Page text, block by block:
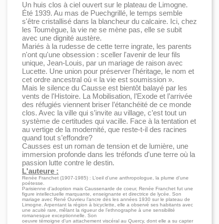
Un huis clos à ciel ouvert sur le plateau de Limogne.
Été 1939. Au mas de Puechgrillé, le temps semble
s'être cristallisé dans la blancheur du calcaire. Ici, chez
les Toumègue, la vie ne se mène pas, elle se subit
avec une dignité austère.
Mariés à la rudesse de cette terre ingrate, les parents
n'ont qu'une obsession : sceller l'avenir de leur fils
unique, Jean-Louis, par un mariage de raison avec
Lucette. Une union pour préserver l'héritage, le nom et
cet ordre ancestral où « la vie est soumission ».
Mais le silence du Causse est bientôt balayé par les
vents de l'Histoire. La Mobilisation, l’Exode et l’arrivée
des réfugiés viennent briser l’étanchéité de ce monde
clos. Avec la ville qui s’invite au village, c’est tout un
système de certitudes qui vacille. Face à la tentation et
au vertige de la modernité, que reste-t-il des racines
quand tout s’effondre?
Causses est un roman de tension et de lumière, une
immersion profonde dans les tréfonds d'une terre où la
passion lutte contre le destin.
L'auteure :
Renée Franchet (1907-1985) : L’oeil d’une anthropologue, la plume d’une
poétesse.
Parisienne d’adoption mais Caussenarde de coeur, Renée Franchet fut une
figure intellectuelle marquante, enseignante et directrice de lycée. Son
mariage avec René Ouvrieu l’ancre dès les années 1930 sur le plateau de
Limogne. Arpentant la région à bicyclette, elle a observé ses habitants avec
une acuité rare, mêlant la rigueur de l’ethnographe à une sensibilité
romanesque exceptionnelle. Son
oeuvre témoigne d'un attachement viscéral au Quercy, dont elle a su capter